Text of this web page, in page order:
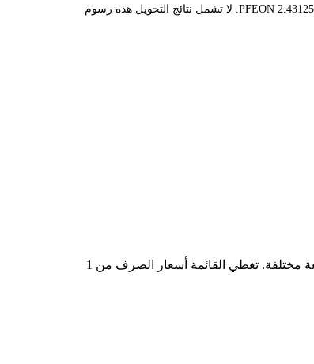
قيمة 1 PFEON حاليًا هي £20.57، مما يعني أن شراء 5 PFEON سيكلفك £102.83. وبالمثل، يمكن تحويل 1 GBP إلى 0.04862505 PFEON، و50 GBP إلى 2.4312525 PFEON. لا تشمل نتائج التحويل هذه رسوم
في الجدول أعلاه، ستجد مخططًا شاملًا لبيانات تحويل العملات من PFEON إلى GBP، يُظهر علاقة قيمة الدولار الأمريكي بمبالغ تحويل شائعة مختلفة. تغطي القائمة أسعار الصرف من 1